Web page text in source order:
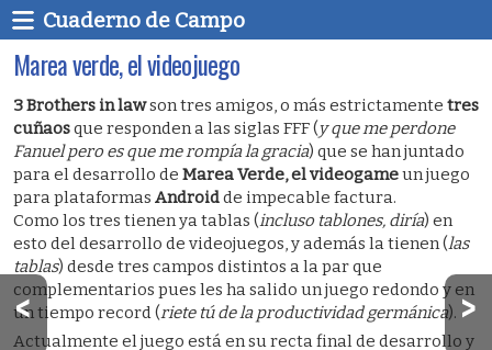
Cuaderno de Campo
Marea verde, el videojuego
3 Brothers in lawson tres amigos, o más estrictamente tres
cuñaosque responden a las siglas FFF (y que me perdone
Fanuel pero es que me rompía la gracia) que se han juntado
para el desarrollo de Marea Verde, el videogameun juego
para plataformas Androidde impecable factura.
Como los tres tienen ya tablas (incluso tablones, diría) en
esto del desarrollo de videojuegos, y además la tienen (las
tablas) desde tres campos distintos a la par que
complementarios pues les ha salido un juego redondo y en
un tiempo record (riete tú de la productividad germánica).
Actualmente el juego está en su recta final de desarrollo y